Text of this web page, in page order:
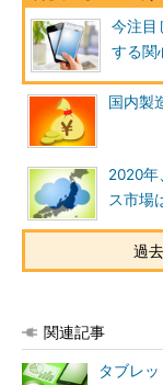
今注目
する関
国内製
2020年
ス市場
過
関連記事
タブレ